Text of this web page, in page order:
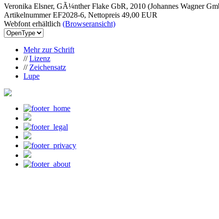
Veronika Elsner, GÃ¼nther Flake GbR, 2010 (Johannes Wagner
Artikelnummer EF2028-6, Nettopreis 49,00 EUR
Webfont erhältlich (Browseransicht)
Mehr zur Schrift
//Lizenz
// Zeichensatz
Lupe